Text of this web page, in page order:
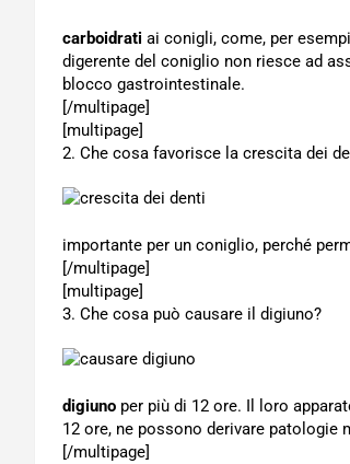
carboidrati ai conigli, come, per
digerente del coniglio non riesce ad
blocco gastrointestinale.
[/multipage]
[multipage]
2. Che cosa favorisce la crescita dei
importante per un coniglio, perché
[/multipage]
[multipage]
3. Che cosa può causare il digiuno?
digiuno per più di 12 ore. Il loro
12 ore, ne possono derivare patologie
[/multipage]